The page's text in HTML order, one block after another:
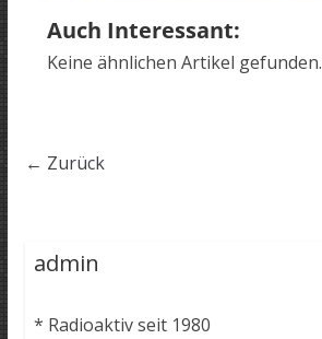
Auch Interessant:
Keine ähnlichen Artikel gefunden.
← Zurück
admin
* Radioaktiv seit 1980